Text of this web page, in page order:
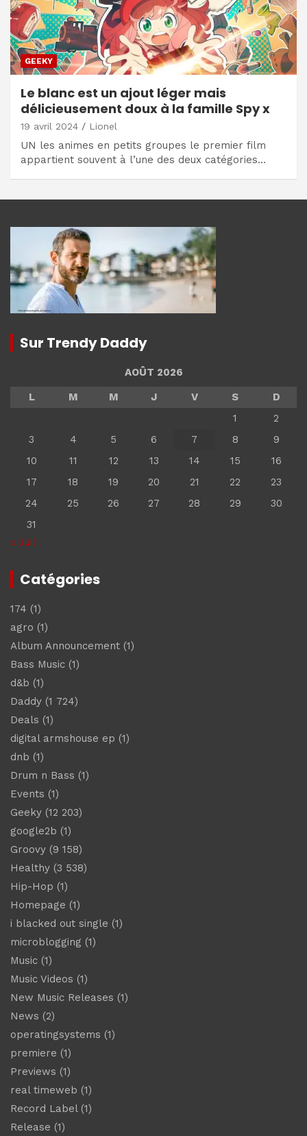
GEEKY
Le blanc est un ajout léger mais
délicieusement doux à la famille Spy x
19 avril 2024 Lionel
UN les animes en petits groupes le premier film
appartient souvent à l’une des deux catégories…
Sur Trendy Daddy
AOÛT 2026
L
M M J V S
D
1
2
3
4 5 6 7 8
9
10
11 12 13 14 15
16
17
18 19 20 21 22
23
24
25 26 27 28 29
30
31
« Juil
Catégories
174 (1)
agro (1)
Album Announcement (1)
Bass Music (1)
d&b (1)
Daddy (1 724)
Deals (1)
digital armshouse ep (1)
dnb (1)
Drum n Bass (1)
Events (1)
Geeky (12 203)
google2b (1)
Groovy (9 158)
Healthy (3 538)
Hip-Hop (1)
Homepage (1)
i blacked out single (1)
microblogging (1)
Music (1)
Music Videos (1)
New Music Releases (1)
News (2)
operatingsystems (1)
premiere (1)
Previews (1)
real timeweb (1)
Record Label(1)
Release (1)